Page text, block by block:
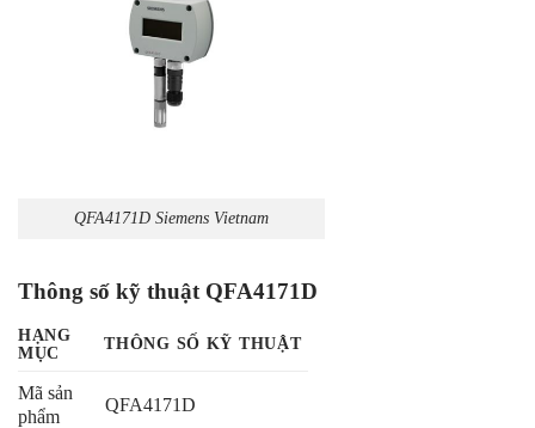
QFA4171D Siemens Vietnam
Thông số kỹ thuật QFA4171D
HẠNG
MỤC
THÔNG SỐ KỸ THUẬT
Mã sản
phẩm
QFA4171D